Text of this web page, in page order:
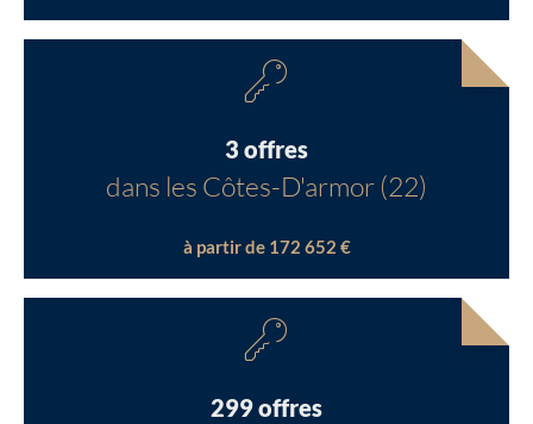
3 offres
dans les Côtes-D'armor (22)
à partir de 172 652 €
299 offres